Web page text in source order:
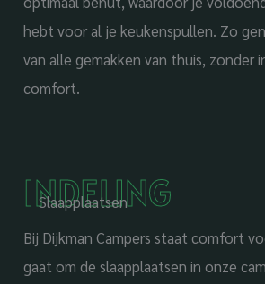
hebt voor al je keukenspullen. Zo
van alle gemakken van thuis, zonder
comfort.
INDELING
Slaapplaatsen
Bij Dijkman Campers staat comfort
gaat om de slaapplaatsen in onze